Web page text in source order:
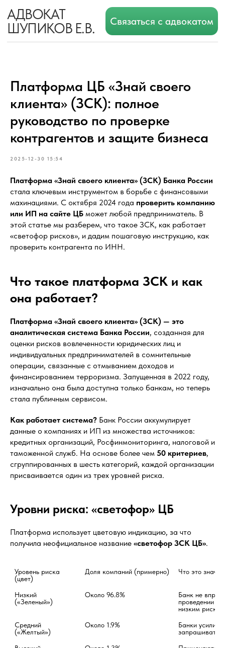
АДВОКАТ
ШУПИКОВ Е.В.
Связаться с адвокатом
Платформа ЦБ «Знай своего
клиента» (ЗСК): полное
руководство по проверке
контрагентов и защите бизнеса
2025-12-30 15:54
Платформа «Знай своего клиента» (ЗСК) Банка России
стала ключевым инструментом в борьбе с финансовыми
махинациями. С октября 2024 года проверить компанию
или ИП на сайте ЦБ может любой предприниматель. В
этой статье мы разберем, что такое ЗСК, как работает
«светофор рисков», и дадим пошаговую инструкцию, как
проверить контрагента по ИНН.
Что такое платформа ЗСК и как
она работает?
Платформа «Знай своего клиента» (ЗСК) — это
аналитическая система Банка России, созданная для
оценки рисков вовлеченности юридических лиц и
индивидуальных предпринимателей в сомнительные
операции, связанные с отмыванием доходов и
финансированием терроризма. Запущенная в 2022 году,
изначально она была доступна только банкам, но теперь
стала публичным сервисом.
Как работает система? Банк России аккумулирует
данные о компаниях и ИП из множества источников:
кредитных организаций, Росфинмониторинга, налоговой и
таможенной служб. На основе более чем 50 критериев,
сгруппированных в шесть категорий, каждой организации
присваивается один из трех уровней риска.
Уровни риска: «светофор» ЦБ
Платформа использует цветовую индикацию, за что
получила неофициальное название «светофор ЗСК ЦБ».
Уровень риска
(цвет)
Доля компаний (примерно) Что это
Низкий
(«Зеленый»)
Около 96.8%
Банк не
проведении
низким
Средний
(«Желтый»)
Около 1.9%
Банки
запрашивать